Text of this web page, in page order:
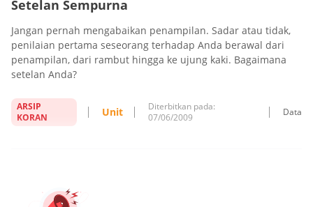
Setelan Sempurna
Jangan pernah mengabaikan penampilan. Sadar atau tidak,
penilaian pertama seseorang terhadap Anda berawal dari
penampilan, dari rambut hingga ke ujung kaki. Bagaimana
setelan Anda?
ARSIP
KORAN
Unit
Diterbitkan pada:
07/06/2009
Data